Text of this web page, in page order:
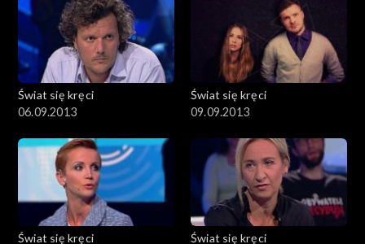
Świat się kręci
06.09.2013
Świat się kręci
09.09.2013
Świat się kręci
Świat się kręci